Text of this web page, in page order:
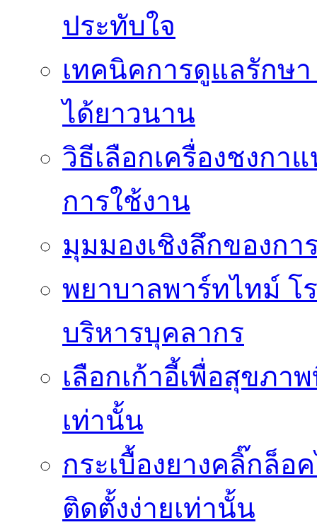
ประทับใจ
เทคนิคการดูแลรักษา
ได้ยาวนาน
วิธีเลือกเครื่องชงกา
การใช้งาน
มุมมองเชิงลึกของก
พยาบาลพาร์ทไทม์ โ
บริหารบุคลากร
เลือกเก้าอี้เพื่อสุขภา
เท่านั้น
กระเบื้องยางคลิ๊กล็อ
ติดตั้งง่ายเท่านั้น